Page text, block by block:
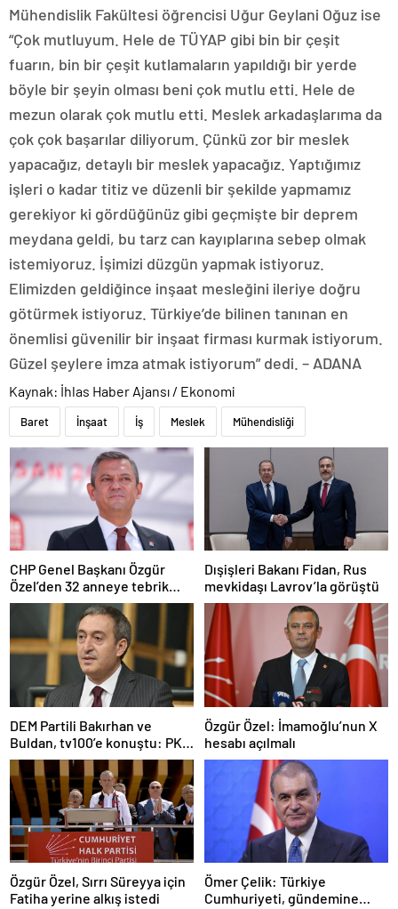
Mühendislik Fakültesi öğrencisi Uğur Geylani Oğuz ise
“Çok mutluyum. Hele de TÜYAP gibi bin bir çeşit
fuarın, bin bir çeşit kutlamaların yapıldığı bir yerde
böyle bir şeyin olması beni çok mutlu etti. Hele de
mezun olarak çok mutlu etti. Meslek arkadaşlarıma da
çok çok başarılar diliyorum. Çünkü zor bir meslek
yapacağız, detaylı bir meslek yapacağız. Yaptığımız
işleri o kadar titiz ve düzenli bir şekilde yapmamız
gerekiyor ki gördüğünüz gibi geçmişte bir deprem
meydana geldi, bu tarz can kayıplarına sebep olmak
istemiyoruz. İşimizi düzgün yapmak istiyoruz.
Elimizden geldiğince inşaat mesleğini ileriye doğru
götürmek istiyoruz. Türkiye’de bilinen tanınan en
önemlisi güvenilir bir inşaat firması kurmak istiyorum.
Güzel şeylere imza atmak istiyorum” dedi. – ADANA
Kaynak: İhlas Haber Ajansı / Ekonomi
Baret İnşaat İş Meslek Mühendisliği
CHP Genel Başkanı Özgür
Özel’den 32 anneye tebrik
telefonu
Dışişleri Bakanı Fidan, Rus
mevkidaşı Lavrov’la görüştü
DEM Partili Bakırhan ve
Buldan, tv100’e konuştu: PKK
ne zaman kendini feshedecek
Özgür Özel: İmamoğlu’nun X
hesabı açılmalı
Özgür Özel, Sırrı Süreyya için
Fatiha yerine alkış istedi
Ömer Çelik: Türkiye
Cumhuriyeti, gündemine